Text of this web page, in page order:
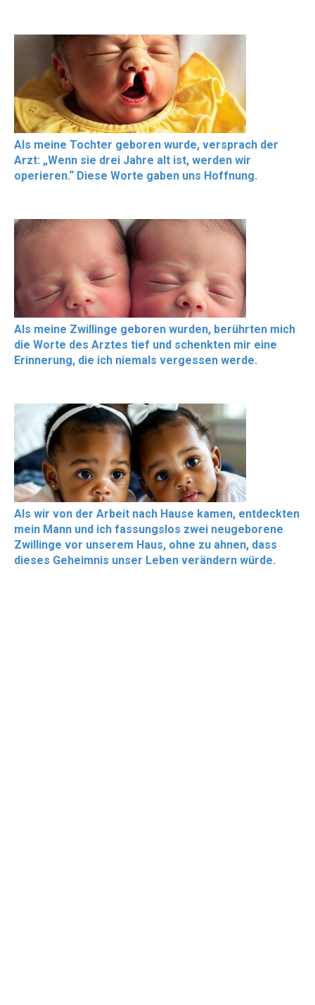
Als meine Tochter geboren wurde, versprach der
Arzt: „Wenn sie drei Jahre alt ist, werden wir
operieren.“ Diese Worte gaben uns Hoffnung.
Als meine Zwillinge geboren wurden, berührten mich
die Worte des Arztes tief und schenkten mir eine
Erinnerung, die ich niemals vergessen werde.
Als wir von der Arbeit nach Hause kamen, entdeckten
mein Mann und ich fassungslos zwei neugeborene
Zwillinge vor unserem Haus, ohne zu ahnen, dass
dieses Geheimnis unser Leben verändern würde.